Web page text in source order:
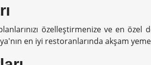
özelleştirmenize ve en
en iyi restoranlarında akşam